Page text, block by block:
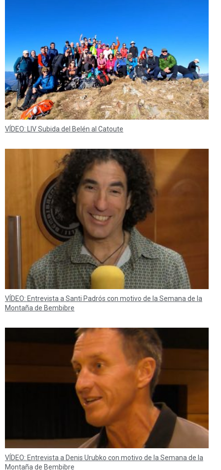
VÍDEO: LIV Subida del Belén al Catoute
VÍDEO: Entrevista a Santi Padrós con motivo de la Semana de la
Montaña de Bembibre
VÍDEO: Entrevista a Denis Urubko con motivo de la Semana de la
Montaña de Bembibre